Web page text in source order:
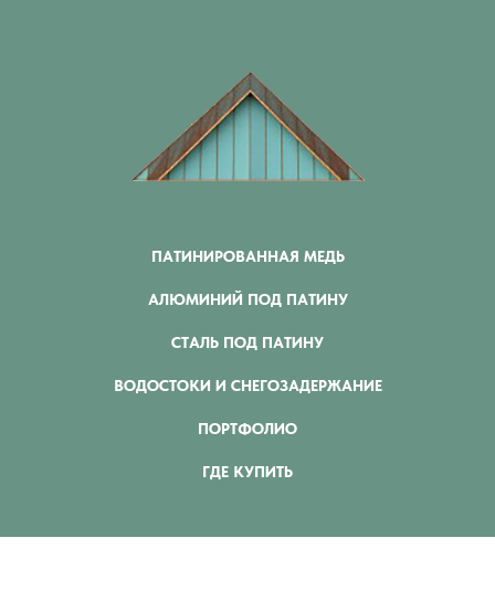
ПАТИНИРОВАННАЯ МЕДЬ
АЛЮМИНИЙ ПОД ПАТИНУ
СТАЛЬ ПОД ПАТИНУ
ВОДОСТОКИ И СНЕГОЗАДЕРЖАНИЕ
ПОРТФОЛИО
ГДЕ КУПИТЬ